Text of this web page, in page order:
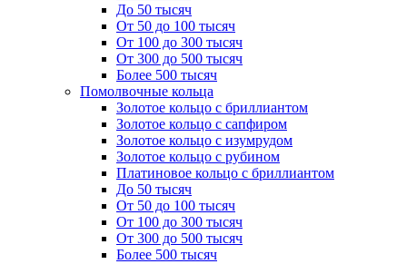
До 50 тысяч
От 50 до 100 тысяч
От 100 до 300 тысяч
От 300 до 500 тысяч
Более 500 тысяч
Помолвочные кольца
Золотое кольцо с бриллиантом
Золотое кольцо с сапфиром
Золотое кольцо с изумрудом
Золотое кольцо с рубином
Платиновое кольцо с бриллиантом
До 50 тысяч
От 50 до 100 тысяч
От 100 до 300 тысяч
От 300 до 500 тысяч
Более 500 тысяч